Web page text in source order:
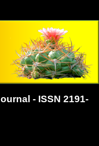
- ISSN 2191-